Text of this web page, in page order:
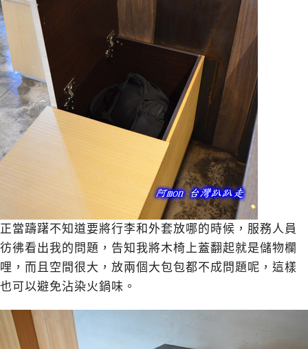
正當躊躇不知道要將行李和外套放哪的時候，服務人員
彷彿看出我的問題，告知我將木椅上蓋翻起就是儲物欄
哩，而且空間很大，放兩個大包包都不成問題呢，這樣
也可以避免沾染火鍋味。